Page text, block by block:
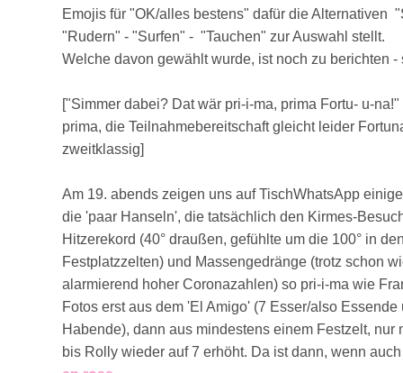
Emojis für "OK/alles bestens" dafür die Alternativen
"Rudern" - "Surfen" - "Tauchen" zur Auswahl stellt.
Welche davon gewählt wurde, ist noch zu berichten -
["Simmer dabei? Dat wär pri-i-ma, prima Fortu- u-
prima, die Teilnahmebereitschaft gleicht leider
zweitklassig]
Am 19. abends zeigen uns auf TischWhatsApp
die 'paar Hanseln', die tatsächlich den Kirmes-
Hitzerekord (40° draußen, gefühlte um die 100° in
Festplatzzelten) und Massengedränge (trotz schon
alarmierend hoher Coronazahlen) so pri-i-ma wie
Fotos erst aus dem 'El Amigo' (7 Esser/also
Habende), dann aus mindestens einem Festzelt, nur
bis Rolly wieder auf 7 erhöht. Da ist dann, wenn